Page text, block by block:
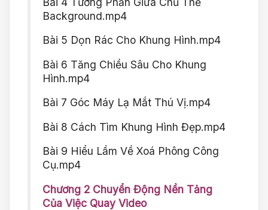
Background.mp4
Bài 5 Dọn Rác Cho Khung Hình.mp4
Bài 6 Tăng Chiều Sâu Cho Khung
Hình.mp4
Bài 7 Góc Máy Lạ Mắt Thú Vị.mp4
Bài 8 Cách Tìm Khung Hình Đẹp.mp4
Bài 9 Hiểu Lầm Về Xoá Phông Công
Cụ.mp4
Chương 2 Chuyển Động Nền Tảng
Của Việc Quay Video